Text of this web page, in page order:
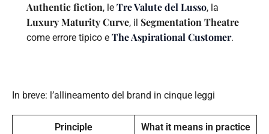
Authentic fiction, le Tre Valute del Lusso, la
Luxury Maturity Curve, il Segmentation Theatre
come errore tipico e The Aspirational Customer.
In breve: l’allineamento del brand in cinque leggi
Principle What it means in practice